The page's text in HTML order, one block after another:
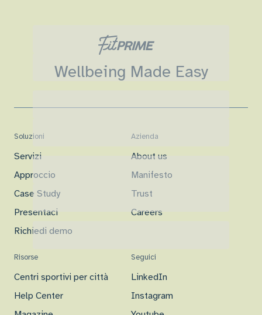
Wellbeing Made Easy
Soluzioni
Servizi
Approccio
Case Study
Presentaci
Richiedi demo
Azienda
About us
Manifesto
Trust
Careers
Risorse
Centri sportivi per città
Help Center
Seguici
LinkedIn
Instagram